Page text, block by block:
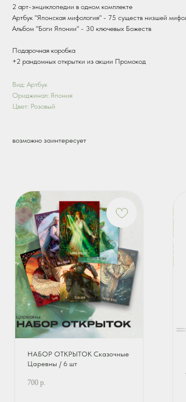
2 арт-энциклопедии в одном комплекте
Артбук "Японская мифология" - 75 существ низшей
Альбом "Боги Японии" - 30 ключевых Божеств
Подарочная коробка
+2 рандомных открытки из акции Промокод
Вид: Артбук
Ориджинал: Япония
Цвет: Розовый
возможно заинтересует
НАБОР ОТКРЫТОК Сказочные
Царевны / 6 шт
700 р.